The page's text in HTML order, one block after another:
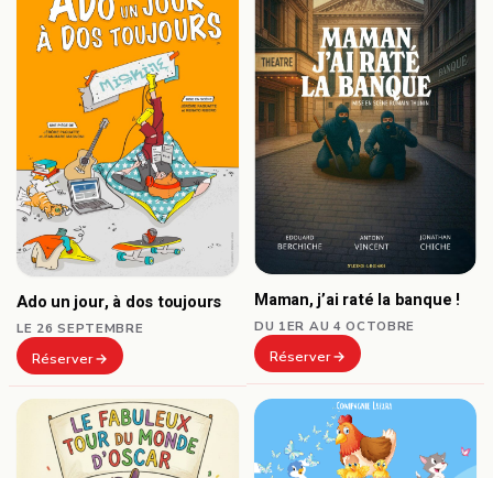
Ado un jour, à dos toujours
LE 26 SEPTEMBRE
Réserver
Maman, j’ai raté la banque !
DU 1ER AU 4 OCTOBRE
Réserver